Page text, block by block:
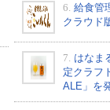
6. 給食管
クラウド
7. はなま
定クラフ
ALE」を